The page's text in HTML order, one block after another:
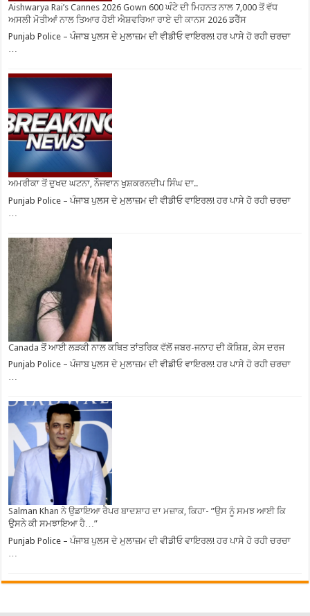
Aishwarya Rai’s Cannes 2026 Gown 600 ਘੰਟੇ ਦੀ ਮਿਹਨਤ ਨਾਲ 7,000 ਤੋਂ ਵੱਧ
ਅਸਲੀ ਮੋਤੀਆਂ ਨਾਲ ਤਿਆਰ ਹੋਈ ਐਸ਼ਵਰਿਆ ਰਾਏ ਦੀ ਕਾਨਸ 2026 ਡਰੈੱਸ
Punjab Police – ਪੰਜਾਬ ਪੁਲਸ ਦੇ ਮੁਲਾਜ਼ਮ ਦੀ ਵੀਡੀਓ ਵਾਇਰਲ! ਹਰ ਪਾਸੇ ਹੋ ਰਹੀ ਚਰਚਾ
…
ਅਮਰੀਕਾ ਤੋਂ ਦੁਖਦ ਘਟਨਾ, ਨੌਜਵਾਨ ਖੁਸ਼ਕਰਨਦੀਪ ਸਿੰਘ ਦਾ..
Punjab Police – ਪੰਜਾਬ ਪੁਲਸ ਦੇ ਮੁਲਾਜ਼ਮ ਦੀ ਵੀਡੀਓ ਵਾਇਰਲ! ਹਰ ਪਾਸੇ ਹੋ ਰਹੀ ਚਰਚਾ
Canada ਤੋਂ ਆਈ ਲੜਕੀ ਨਾਲ ਕਥਿਤ ਤਾਂਤਰਿਕ ਵੱਲੋਂ ਜਬਰ-ਜਨਾਹ ਦੀ ਕੋਸ਼ਿਸ਼, ਕੇਸ ਦਰਜ
Punjab Police – ਪੰਜਾਬ ਪੁਲਸ ਦੇ ਮੁਲਾਜ਼ਮ ਦੀ ਵੀਡੀਓ ਵਾਇਰਲ! ਹਰ ਪਾਸੇ ਹੋ ਰਹੀ ਚਰਚਾ
…
Salman Khan ਨੇ ਉਡਾਇਆ ਰੈਪਰ ਬਾਦਸ਼ਾਹ ਦਾ ਮਜ਼ਾਕ, ਕਿਹਾ- ”ਉਸ ਨੂੰ ਸਮਝ ਆਈ ਕਿ
ਉਸਨੇ ਕੀ ਸਮਝਾਇਆ ਹੈ…”
Punjab Police – ਪੰਜਾਬ ਪੁਲਸ ਦੇ ਮੁਲਾਜ਼ਮ ਦੀ ਵੀਡੀਓ ਵਾਇਰਲ! ਹਰ ਪਾਸੇ ਹੋ ਰਹੀ ਚਰਚਾ